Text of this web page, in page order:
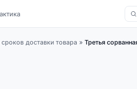
доставки товара » Третья